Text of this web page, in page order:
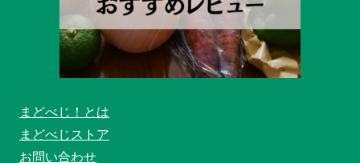
まどべじ！とは
まどべじストア
お問い合わせ